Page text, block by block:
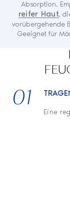
Absorption.
reifer Haut,
vorübergehende
Geeignet für
01
Eine